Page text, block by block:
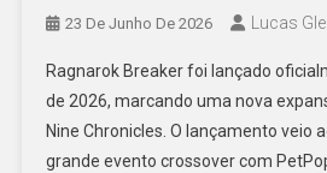
23 De Junho De 2026 Lucas
Ragnarok Breaker foi lançado
de 2026, marcando uma nova
Nine Chronicles. O lançamento veio
grande evento crossover com